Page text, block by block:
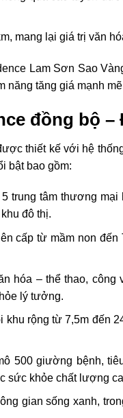
mang lại giá trị văn
Lam Sơn Sao
năng tăng giá mạnh
đồng bộ
thiết kế với hệ
bật bao gồm:
trung tâm thương mại
đô thị.
cấp từ mầm non
hóa – thể thao,
lý tưởng.
khu rộng từ 7,5m đến
500 giường bệnh,
sức khỏe chất lượng
gian sống xanh,